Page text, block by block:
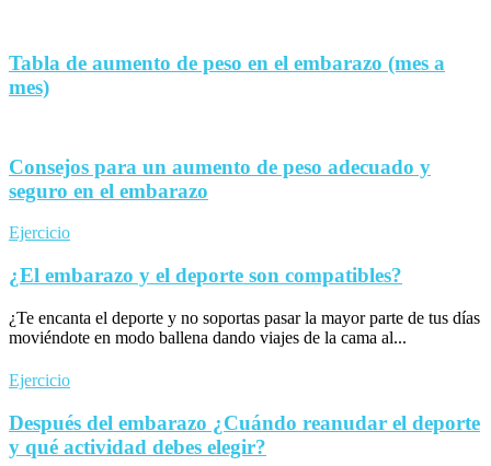
Tabla de aumento de peso en el embarazo (mes a
mes)
Consejos para un aumento de peso adecuado y
seguro en el embarazo
Ejercicio
¿El embarazo y el deporte son compatibles?
¿Te encanta el deporte y no soportas pasar la mayor parte de tus días
moviéndote en modo ballena dando viajes de la cama al...
Ejercicio
Después del embarazo ¿Cuándo reanudar el deporte
y qué actividad debes elegir?